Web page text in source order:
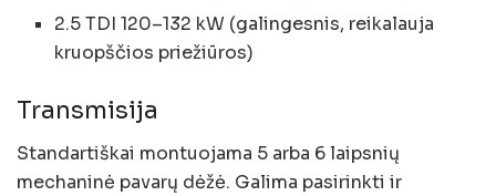
2.5 TDI 120–132 kW (galingesnis, reikalauja
kruopščios priežiūros)
Transmisija
Standartiškai montuojama 5 arba 6 laipsnių
mechaninė pavarų dėžė. Galima pasirinkti ir